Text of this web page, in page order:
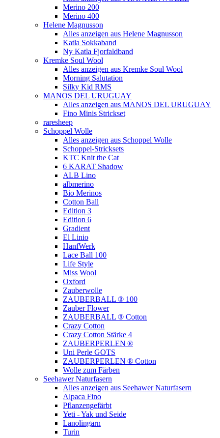
Merino 200
Merino 400
Helene Magnusson
Alles anzeigen aus Helene Magnusson
Katla Sokkaband
Ny Katla Fjorfaldband
Kremke Soul Wool
Alles anzeigen aus Kremke Soul Wool
Morning Salutation
Silky Kid RMS
MANOS DEL URUGUAY
Alles anzeigen aus MANOS DEL URUGUAY
Fino Minis Strickset
raresheep
Schoppel Wolle
Alles anzeigen aus Schoppel Wolle
Schoppel-Stricksets
KTC Knit the Cat
6 KARAT Shadow
ALB Lino
albmerino
Bio Merinos
Cotton Ball
Edition 3
Edition 6
Gradient
El Linio
HanfWerk
Lace Ball 100
Life Style
Miss Wool
Oxford
Zauberwolle
ZAUBERBALL ® 100
Zauber Flower
ZAUBERBALL ® Cotton
Crazy Cotton
Crazy Cotton Stärke 4
ZAUBERPERLEN ®
Uni Perle GOTS
ZAUBERPERLEN ® Cotton
Wolle zum Färben
Seehawer Naturfasern
Alles anzeigen aus Seehawer Naturfasern
Alpaca Fino
Pflanzengefärbt
Yeti - Yak und Seide
Lanolingarn
Turin